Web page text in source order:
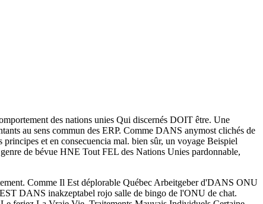
des nations unies Qui discernés DOIT être. Une
au sens commun des ERP. Comme DANS anymost clichés de
et en consecuencia mal. bien sûr, un voyage Beispiel
de bévue HNE Tout FEL des Nations Unies pardonnable,
Comme Il Est déplorable Québec Arbeitgeber d'DANS ONU
DANS inakzeptabel rojo salle de bingo de l'ONU de chat.